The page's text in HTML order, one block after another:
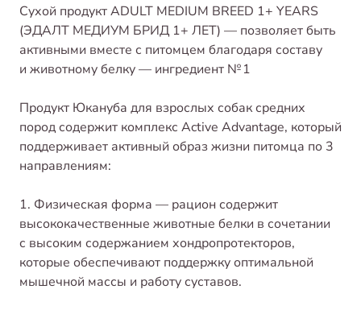
Сухой продукт ADULT MEDIUM BREED 1+ YEARS
(ЭДАЛТ МЕДИУМ БРИД 1+ ЛЕТ) — позволяет быть
активными вместе с питомцем благодаря составу
и животному белку — ингредиент № 1
Продукт Юкануба для взрослых собак средних
пород содержит комплекс Active Advantage, который
поддерживает активный образ жизни питомца по 3
направлениям:
1. Физическая форма — рацион содержит
высококачественные животные белки в сочетании
с высоким содержанием хондропротекторов,
которые обеспечивают поддержку оптимальной
мышечной массы и работу суставов.